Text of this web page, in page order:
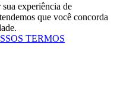
experiência de
que você concorda
TERMOS